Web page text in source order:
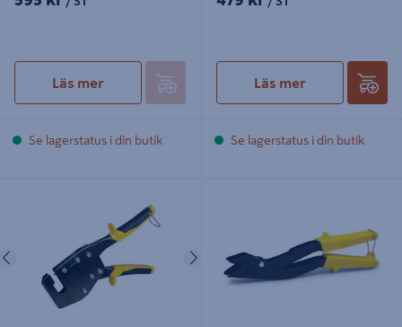
Läs mer
Se lagerstatus i din butik
Läs mer
Se lagerstatus i din butik
Föregående